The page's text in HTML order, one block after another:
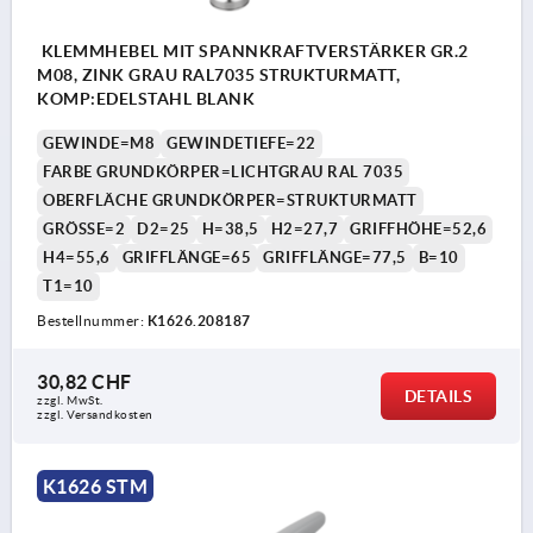
KLEMMHEBEL MIT SPANNKRAFTVERSTÄRKER GR.2
M08, ZINK GRAU RAL7035 STRUKTURMATT,
KOMP:EDELSTAHL BLANK
GEWINDE=M8
GEWINDETIEFE=22
FARBE GRUNDKÖRPER=LICHTGRAU RAL 7035
OBERFLÄCHE GRUNDKÖRPER=STRUKTURMATT
GRÖSSE=2
D2=25 H=38,5 H2=27,7
GRIFFHÖHE=52,6
H4=55,6
GRIFFLÄNGE=65 GRIFFLÄNGE=77,5
B=10
T1=10
Bestellnummer: K1626.208187
30,82 CHF
zzgl. MwSt.
zzgl. Versandkosten
DETAILS
K1626 STM